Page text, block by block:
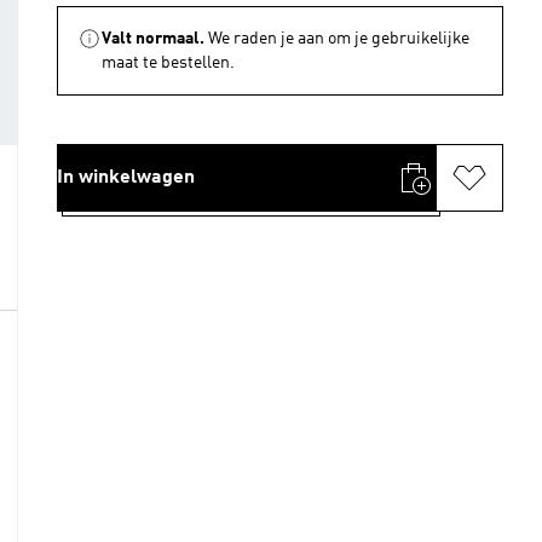
Valt normaal. We raden je aan om je gebruikelijke
maat te bestellen.
In winkelwagen